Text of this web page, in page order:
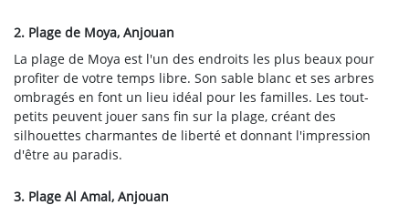
2. Plage de Moya, Anjouan
La plage de Moya est l'un des endroits les plus beaux pour
profiter de votre temps libre. Son sable blanc et ses arbres
ombragés en font un lieu idéal pour les familles. Les tout-
petits peuvent jouer sans fin sur la plage, créant des
silhouettes charmantes de liberté et donnant l'impression
d'être au paradis.
3. Plage Al Amal, Anjouan